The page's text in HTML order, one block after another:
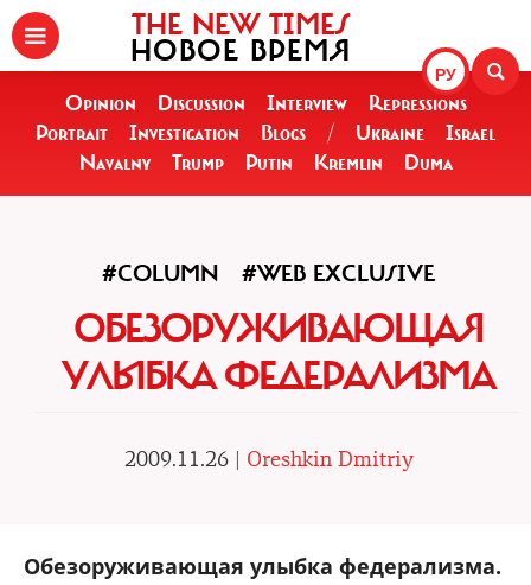
РУ
THE NEW TIMES
НОВОЕ ВРЕМЯ
Opinion Discussion Interview
Repressions
Portrait
Investigation Blogs / Ukraine
Israel
Navalny
Trump Putin Kremlin Duma
#COLUMN #WEB EXCLUSIVE
ОБЕЗОРУЖИВАЮЩАЯ
УЛЫБКА ФЕДЕРАЛИЗМА
2009.11.26 | Oreshkin Dmitriy
Обезоруживающая улыбка федерализма.